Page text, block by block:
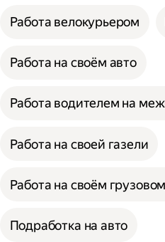
Работа велокурьером
Работа на своём авто
Работа водителем на
Работа на своей газели
Работа на своём
Подработка на авто